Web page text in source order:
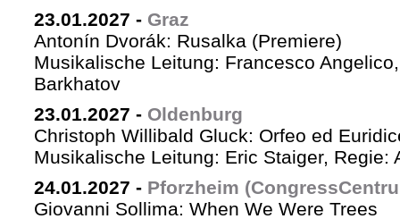
23.01.2027 - Graz
Antonín Dvorák: Rusalka (Premiere)
Musikalische Leitung: Francesco
Barkhatov
23.01.2027 - Oldenburg
Christoph Willibald Gluck: Orfeo ed
Musikalische Leitung: Eric Staiger, Regie:
24.01.2027 - Pforzheim
Giovanni Sollima: When We Were Trees